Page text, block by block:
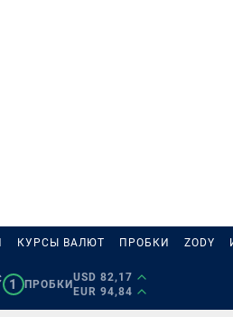
КУРСЫ ВАЛЮТ ПРОБКИ ZODY
1 ПРОБКИ
USD 82,17
EUR 94,84